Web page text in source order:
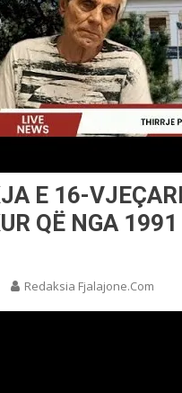
E 16-
QË NGA 1991
Redaksia Fjalajone.com